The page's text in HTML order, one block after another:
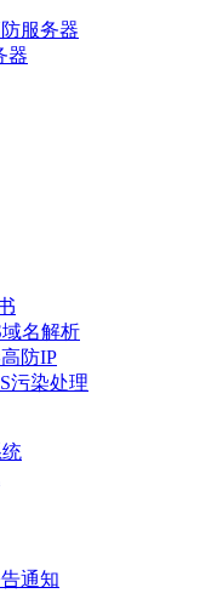
服务器
器
名解析
防IP
污染处理
通知